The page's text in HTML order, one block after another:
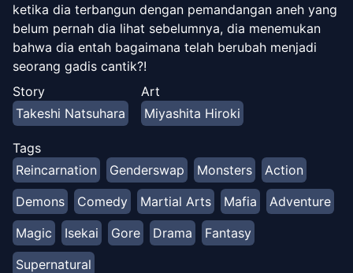
ketika dia terbangun dengan pemandangan aneh yang
belum pernah dia lihat sebelumnya, dia menemukan
bahwa dia entah bagaimana telah berubah menjadi
seorang gadis cantik?!
Story
Takeshi Natsuhara
Art
Miyashita Hiroki
Tags
Reincarnation
Genderswap Monsters
Action
Demons
Comedy Martial Arts Mafia
Adventure
Magic
Isekai Gore Drama
Fantasy
Supernatural